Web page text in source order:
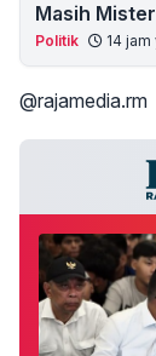
Masih
Politik 14
@rajamedia.rm